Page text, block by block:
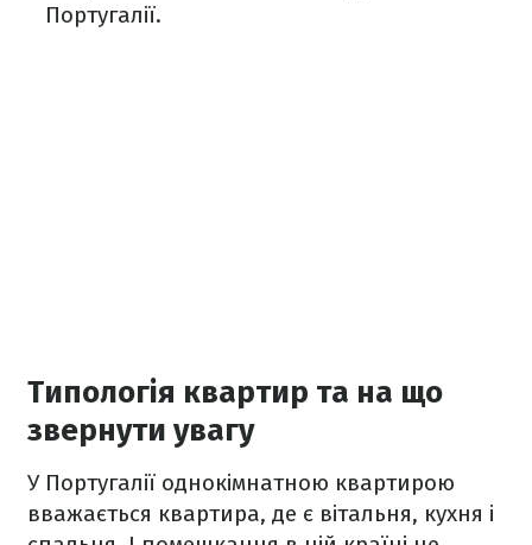
Португалії.
Типологія квартир та на що
звернути увагу
У Португалії однокімнатною квартирою
вважається квартира, де є вітальня, кухня і